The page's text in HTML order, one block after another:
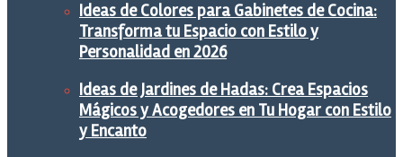
Ideas de Colores para Gabinetes de Cocina:
Transforma tu Espacio con Estilo y
Personalidad en 2026
Ideas de Jardines de Hadas: Crea Espacios
Mágicos y Acogedores en Tu Hogar con Estilo
y Encanto